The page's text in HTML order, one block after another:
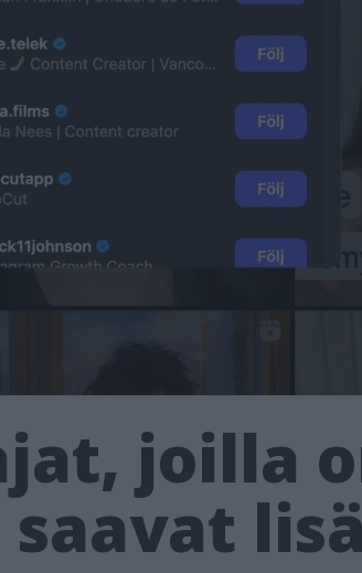
joilla